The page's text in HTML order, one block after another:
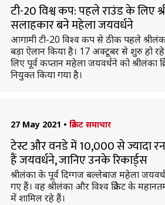
टी-20 विश्व कप: पहले राउंड के लिए
सलाहकार बने महेला जयवर्धने
आगामी टी-20 विश्व कप से ठीक पहले श्रीलंका
बड़ा ऐलान किया है। 17 अक्टूबर से शुरु हो
लिए पूर्व कप्तान महेला जयवर्धने को श्रीलंका
नियुक्त किया गया है।
27 May 2021 • क्रिकेट समाचार
टेस्ट और वनडे में 10,000 से ज्यादा
हैं जयवर्धने, जानिए उनके रिकार्ड्स
श्रीलंका के पूर्व दिग्गज बल्लेबाज महेला
गए हैं। वह श्रीलंका और विश्व क्रिकेट के
में शामिल रहे हैं।